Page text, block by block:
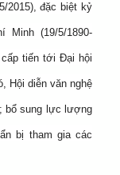
2015), đặc biệt kỷ
Minh (19/5/1890-
tiến tới Đại hội
Hội diễn văn nghệ
bổ sung lực lượng
bị tham gia các